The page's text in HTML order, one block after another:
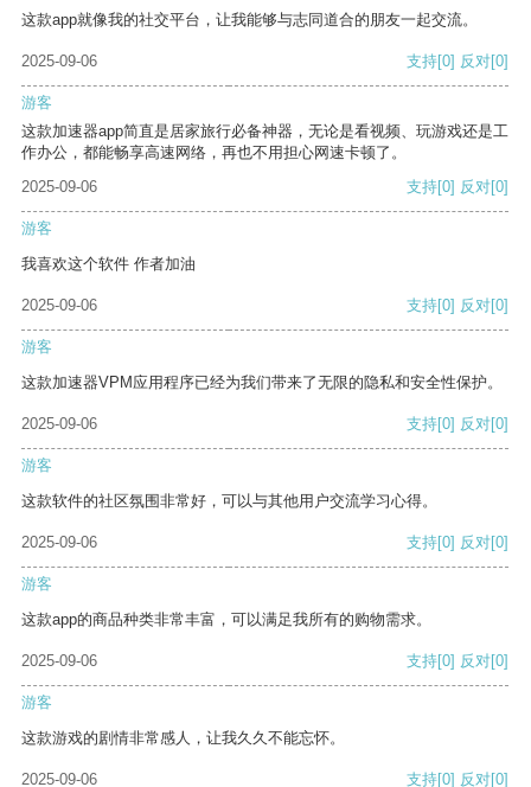
这款app就像我的社交平台，让我能够与志同道合的朋友一起交流。
2025-09-06 支持[0] 反对[0]
游客
这款加速器app简直是居家旅行必备神器，无论是看视频、玩游戏还是工
作办公，都能畅享高速网络，再也不用担心网速卡顿了。
2025-09-06
支持[0] 反对[0]
游客
我喜欢这个软件 作者加油
2025-09-06 支持[0] 反对[0]
游客
这款加速器VPM应用程序已经为我们带来了无限的隐私和安全性保护。
2025-09-06 支持[0] 反对[0]
游客
这款软件的社区氛围非常好，可以与其他用户交流学习心得。
2025-09-06 支持[0] 反对[0]
游客
这款app的商品种类非常丰富，可以满足我所有的购物需求。
2025-09-06 支持[0] 反对[0]
游客
这款游戏的剧情非常感人，让我久久不能忘怀。
2025-09-06 支持[0] 反对[0]